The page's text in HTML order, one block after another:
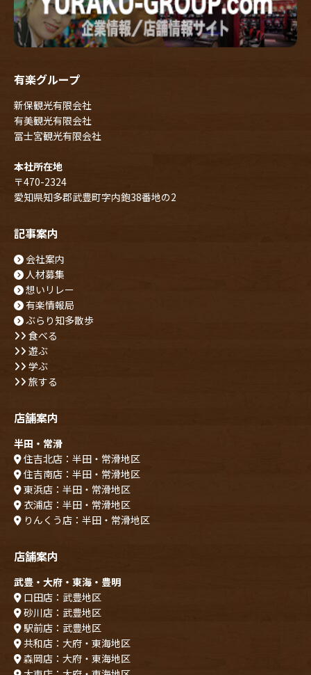
有楽グループ
新保観光有限会社
有美観光有限会社
冨士宮観光有限会社
本社所在地
〒470-2324
愛知県知多郡武豊町字内鉋38番地の2
記事案内
会社案内
人材募集
想いリレー
有楽情報局
ぶらり知多散歩
食べる
遊ぶ
学ぶ
旅する
店舗案内
半田・常滑
住吉北店：半田・常滑地区
住吉南店：半田・常滑地区
東浜店：半田・常滑地区
衣浦店：半田・常滑地区
りんくう店：半田・常滑地区
店舗案内
武豊・大府・東海・豊明
口田店：武豊地区
砂川店：武豊地区
駅前店：武豊地区
共和店：大府・東海地区
森岡店：大府・東海地区